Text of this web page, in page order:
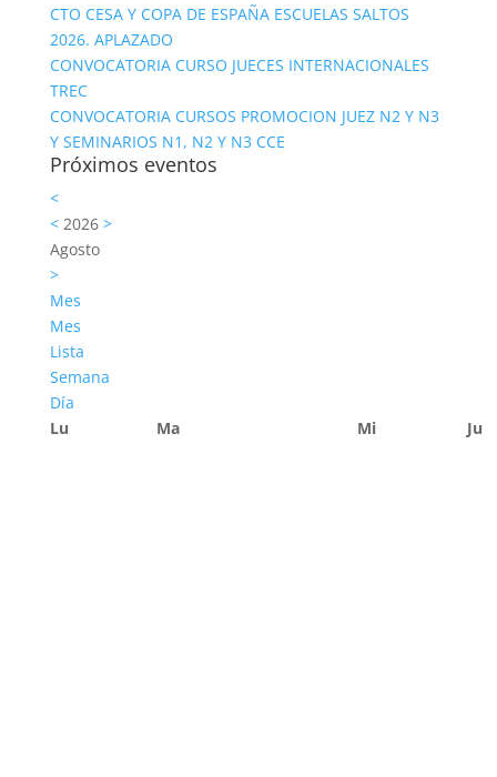
CTO CESA Y COPA DE ESPAÑA ESCUELAS SALTOS
2026. APLAZADO
CONVOCATORIA CURSO JUECES INTERNACIONALES
TREC
CONVOCATORIA CURSOS PROMOCION JUEZ N2 Y N3
Y SEMINARIOS N1, N2 Y N3 CCE
Próximos eventos
<
<2026 >
Agosto
>
Mes
Mes
Lista
Semana
Día
Lu
Ma Mi Ju